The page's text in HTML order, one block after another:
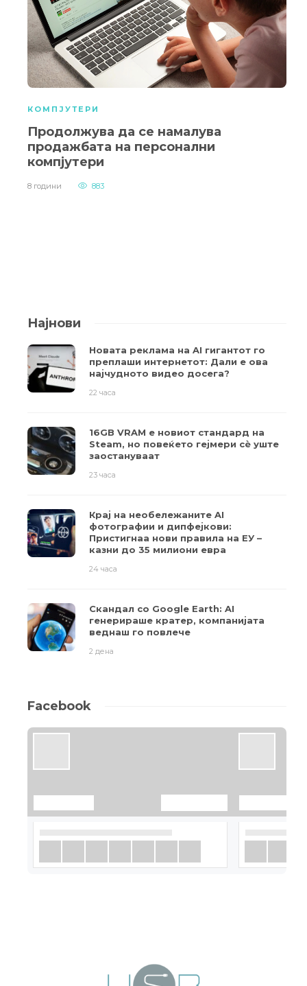
КОМПЈУТЕРИ
Продолжува да се намалува
продажбата на персонални
компјутери
8 години 883
Најнови
Новата реклама на AI гигантот го
преплаши интернетот: Дали е ова
најчудното видео досега?
22 часа
16GB VRAM е новиот стандард на
Steam, но повеќето гејмери ​​сè уште
заостануваат
23 часа
Крај на необележаните AI
фотографии и дипфејкови:
Пристигнаа нови правила на ЕУ –
казни до 35 милиони евра
24 часа
Скандал со Google Earth: AI
генерираше кратер, компанијата
веднаш го повлече
2 дена
Facebook